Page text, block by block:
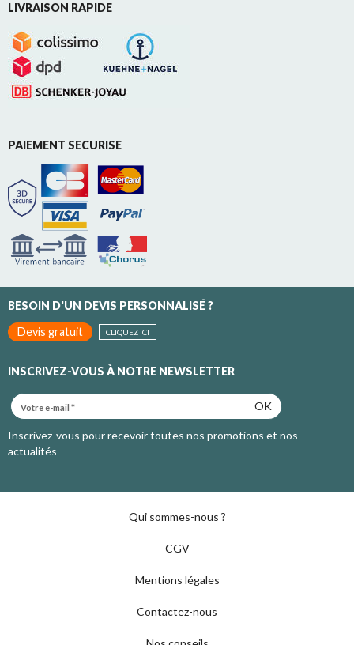
LIVRAISON RAPIDE
PAIEMENT SECURISE
BESOIN D'UN DEVIS PERSONNALISÉ ?
Devis gratuit
CLIQUEZ ICI
INSCRIVEZ-VOUS À NOTRE NEWSLETTER
OK
Inscrivez-vous pour recevoir toutes nos promotions et nos
actualités
Qui sommes-nous ?
CGV
Mentions légales
Contactez-nous